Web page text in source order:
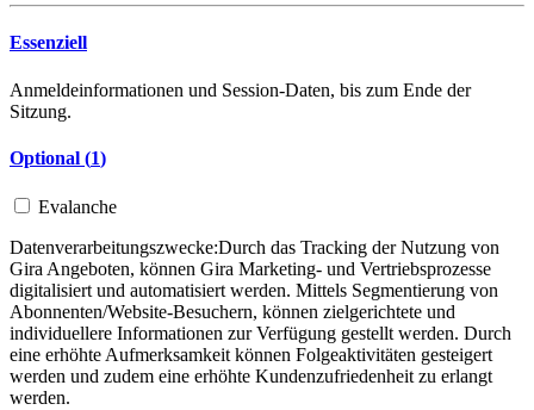
Essenziell
Anmeldeinformationen und Session-Daten, bis zum Ende der
Sitzung.
Optional (1)
Evalanche
Datenverarbeitungszwecke:Durch das Tracking der Nutzung von
Gira Angeboten, können Gira Marketing- und Vertriebsprozesse
digitalisiert und automatisiert werden. Mittels Segmentierung von
Abonnenten/Website-Besuchern, können zielgerichtete und
individuellere Informationen zur Verfügung gestellt werden. Durch
eine erhöhte Aufmerksamkeit können Folgeaktivitäten gesteigert
werden und zudem eine erhöhte Kundenzufriedenheit zu erlangt
werden.